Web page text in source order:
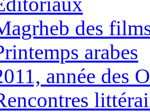
des
arabes
année des